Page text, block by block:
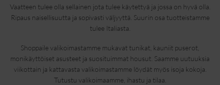
Vaatteen tulee olla sellainen jota tulee käytettyä ja jossa on hyvä olla.
Ripaus naisellisuutta ja sopivasti väljyyttä. Suurin osa tuotteistamme
tulee Italiasta.
Shoppaile valikoimastamme mukavat tunikat, kauniit puserot,
monikäyttöiset asusteet ja suosituimmat housut. Saamme uutuuksia
viikottain ja kattavasta valikoimastamme löydät myös isoja kokoja.
Tutustu valikoimaamme, ihastu ja tilaa.